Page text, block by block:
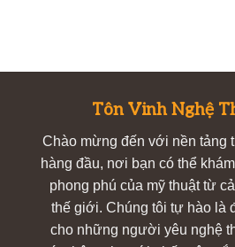
Tôn Vinh Nghệ
Chào mừng đến với nền tảng
hàng đầu, nơi bạn có thể
phong phú của mỹ thuật từ
thế giới. Chúng tôi tự hào là
cho những người yêu nghệ